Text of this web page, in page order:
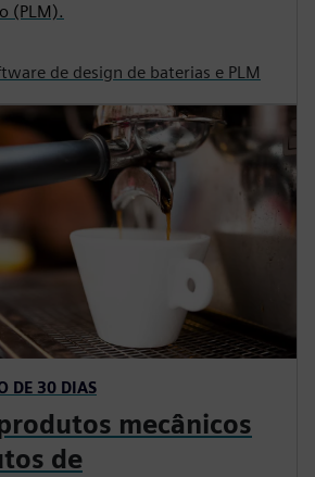
(PLM).
de design de baterias e PLM
DE 30 DIAS
mecânicos
de